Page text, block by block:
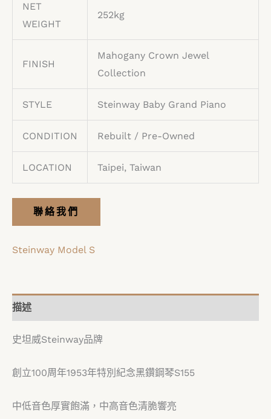
NET
WEIGHT
252kg
FINISH
Mahogany Crown Jewel
Collection
STYLE Steinway Baby Grand Piano
CONDITION Rebuilt / Pre-Owned
LOCATION Taipei, Taiwan
聯絡我們
Steinway Model S
描述
史坦威Steinway品牌
創立100周年1953年特別紀念黑鑽鋼琴S155
中低音色厚實飽滿，中高音色清脆響亮